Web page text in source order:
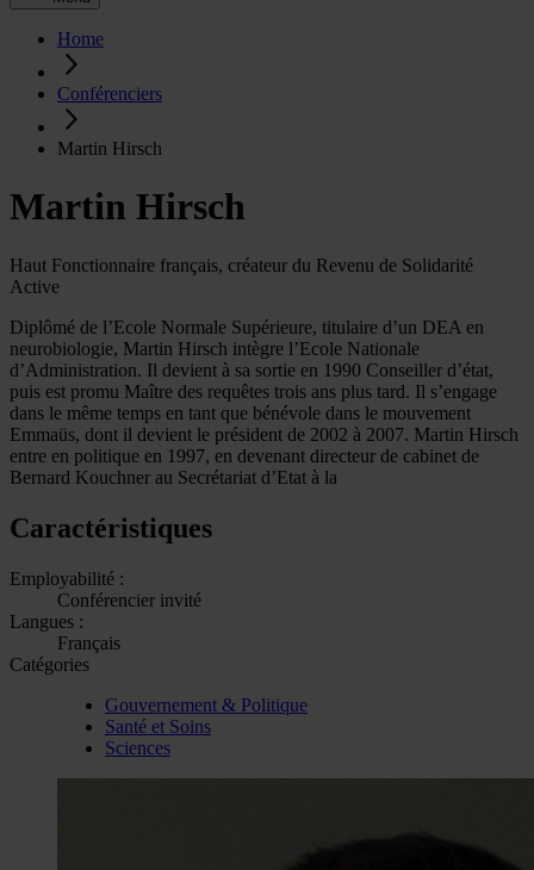
Home
Conférenciers
Martin Hirsch
Martin Hirsch
Haut Fonctionnaire français, créateur du Revenu de Solidarité
Active
Diplômé de l’Ecole Normale Supérieure, titulaire d’un DEA en
neurobiologie, Martin Hirsch intègre l’Ecole Nationale
d’Administration. Il devient à sa sortie en 1990 Conseiller d’état,
puis est promu Maître des requêtes trois ans plus tard. Il s’engage
dans le même temps en tant que bénévole dans le mouvement
Emmaüs, dont il devient le président de 2002 à 2007. Martin Hirsch
entre en politique en 1997, en devenant directeur de cabinet de
Bernard Kouchner au Secrétariat d’Etat à la
Caractéristiques
Employabilité :
Conférencier invité
Langues :
Français
Catégories
Gouvernement & Politique
Santé et Soins
Sciences